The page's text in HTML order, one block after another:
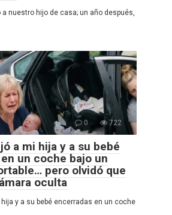
a nuestro hijo de casa; un año después,
0 722
a mi hija y a su bebé
un coche bajo un
pero olvidó que
oculta
y a su bebé encerradas en un coche